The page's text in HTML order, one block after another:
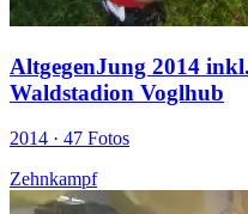
AltgegenJung 2014
Waldstadion Voglhub
2014 · 47 Fotos
Zehnkampf